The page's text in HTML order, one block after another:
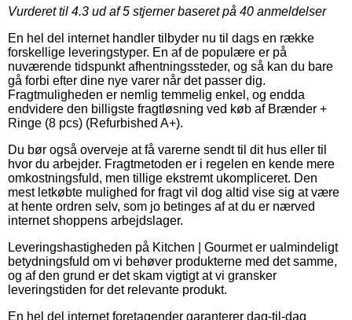
Vurderet til 4.3 ud af 5 stjerner baseret på 40 anmeldelser
En hel del internet handler tilbyder nu til dags en række
forskellige leveringstyper. En af de populære er på
nuværende tidspunkt afhentningssteder, og så kan du bare
gå forbi efter dine nye varer når det passer dig.
Fragtmuligheden er nemlig temmelig enkel, og endda
endvidere den billigste fragtløsning ved køb af Brænder +
Ringe (8 pcs) (Refurbished A+).
Du bør også overveje at få varerne sendt til dit hus eller til
hvor du arbejder. Fragtmetoden er i regelen en kende mere
omkostningsfuld, men tillige ekstremt ukompliceret. Den
mest letkøbte mulighed for fragt vil dog altid vise sig at være
at hente ordren selv, som jo betinges af at du er nærved
internet shoppens arbejdslager.
Leveringshastigheden på Kitchen | Gourmet er ualmindeligt
betydningsfuld om vi behøver produkterne med det samme,
og af den grund er det skam vigtigt at vi gransker
leveringstiden for det relevante produkt.
En hel del internet foretagender garanterer dag-til-dag